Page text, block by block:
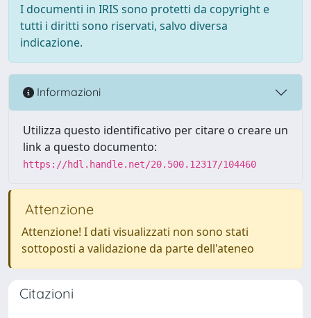
I documenti in IRIS sono protetti da copyright e
tutti i diritti sono riservati, salvo diversa
indicazione.
Informazioni
Utilizza questo identificativo per citare o creare un
link a questo documento:
https://hdl.handle.net/20.500.12317/104460
Attenzione
Attenzione! I dati visualizzati non sono stati
sottoposti a validazione da parte dell'ateneo
Citazioni